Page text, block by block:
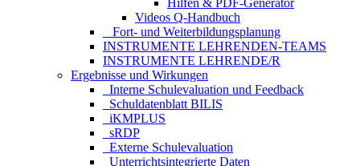
Hilfen & PDF-Generator
Videos Q-Handbuch
_ Fort- und Weiterbildungsplanung
INSTRUMENTE LEHRENDEN-TEAMS
INSTRUMENTE LEHRENDE/R
Ergebnisse und Wirkungen
_Interne Schulevaluation und Feedback
_Schuldatenblatt BILIS
_iKMPLUS
_sRDP
_Externe Schulevaluation
_Unterrichtsintegrierte Daten